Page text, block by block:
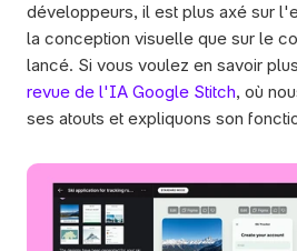
développeurs, il est plus axé sur
la conception visuelle que sur le
revue de l'IA Google Stitch, où
ses atouts et expliquons son